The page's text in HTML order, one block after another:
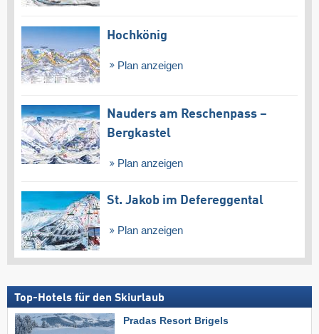
Hochkönig
Plan anzeigen
Nauders am Reschenpass –
Bergkastel
Plan anzeigen
St. Jakob im Defereggental
Plan anzeigen
Top-Hotels für den Skiurlaub
Pradas Resort Brigels